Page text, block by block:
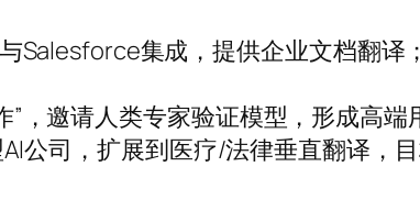
Salesforce集成，提供企业文档翻译
，邀请人类专家验证模型，形成高端
公司，扩展到医疗/法律垂直翻译，